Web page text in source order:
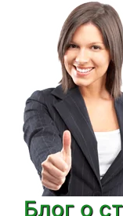
Блог о